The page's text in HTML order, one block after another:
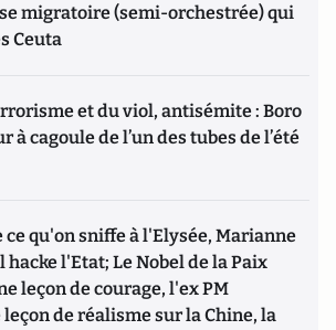
migratoire (semi-orchestrée) qui
Ceuta
et du viol, antisémite : Boro
à cagoule de l’un des tubes de l’été
ce qu'on sniffe à l'Elysée, Marianne
hacke l'Etat; Le Nobel de la Paix
leçon de courage, l'ex PM
de réalisme sur la Chine, la